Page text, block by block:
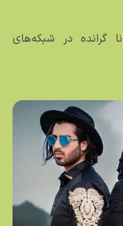
گرانده در شبکه‌های